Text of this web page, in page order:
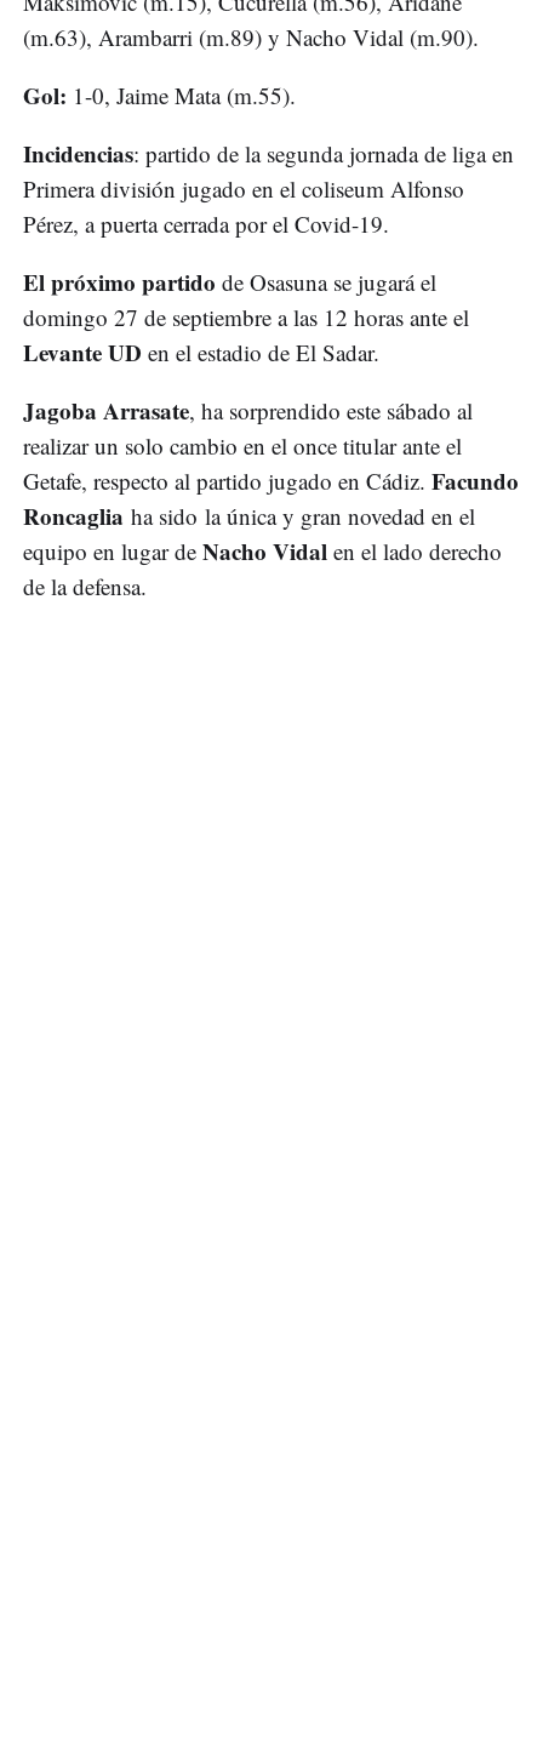
(m.63), Arambarri (m.89) y Nacho Vidal (m.90).
Gol: 1-0, Jaime Mata (m.55).
Incidencias: partido de la segunda jornada de liga en
Primera división jugado en el coliseum Alfonso
Pérez, a puerta cerrada por el Covid-19.
El próximo partido de Osasuna se jugará el
domingo 27 de septiembre a las 12 horas ante el
Levante UD en el estadio de El Sadar.
Jagoba Arrasate, ha sorprendido este sábado al
realizar un solo cambio en el once titular ante el
Getafe, respecto al partido jugado en Cádiz. Facundo
Roncaglia ha sido la única y gran novedad en el
equipo en lugar de Nacho Vidal en el lado derecho
de la defensa.